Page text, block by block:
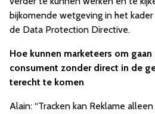
bijkomende wetgeving in het
de Data Protection Directive.
Hoe kunnen marketeers om
consument zonder direct in de
terecht te komen
Alain: “Tracken kan Reklame